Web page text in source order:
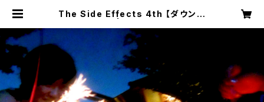
The Side Effects 4th 【ダウンロ